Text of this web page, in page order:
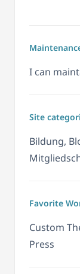
I can
Site
Bildung,
Favorite
Custom
Press